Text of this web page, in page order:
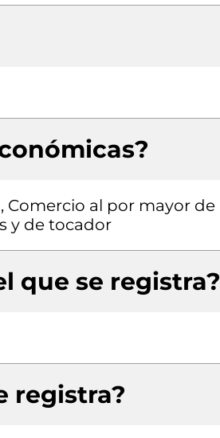
Comercio al por mayor de
y de tocador
que se registra?
registra?